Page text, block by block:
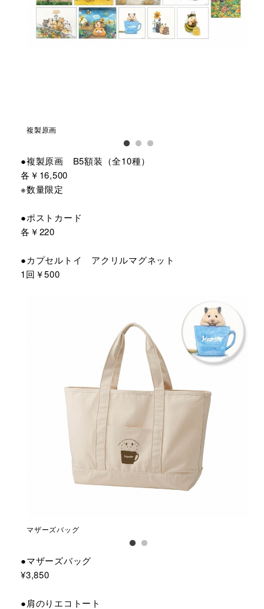
複製原画
●複製原画 B5額装（全10種）
各￥16,500
※数量限定
●ポストカード
各￥220
●カプセルトイ アクリルマグネット
1回￥500
マザーズバッグ
●マザーズバッグ
¥3,850
●肩のりエコトート